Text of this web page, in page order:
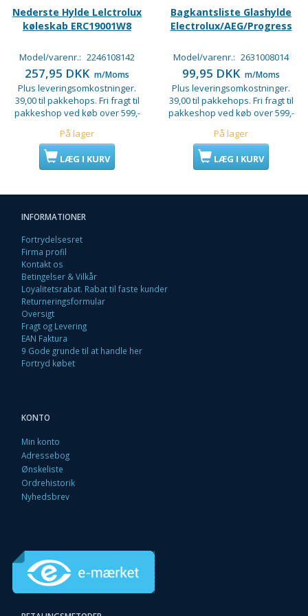
Nederste Hylde Lelctrolux
køleskab ERC19001W8
Model/varenr.: 2246108142
257,95 DKK m/Moms
Plus leveringsomkostninger.
39,00 til pakkehops. Fri fragt til
pakkeshop ved køb over 599,-
På lager
LÆG I KURV
Bagkantsliste Glashylde
Electrolux/AEG/Progress
Model/varenr.: 2631008014
99,95 DKK m/Moms
Plus leveringsomkostninger.
39,00 til pakkehops. Fri fragt til
pakkeshop ved køb over 599,-
På lager
LÆG I KURV
INFORMATIONER
Fortrydelsesret
Firma profil
Kontakt os
Betingelser & Vilkår
Loyalitetsrabat. Rabat til faste kunder
Returneringsformular
Oversigt
Fragt og Levering
EAN Faktura
9 Gode grunde til at handle her
Fortryd købet
KONTO
Min konto
Adressebog
Ønskeliste
Ordrehistorik
Nyhedsbrev